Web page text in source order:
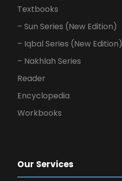
Textbooks
– Sun Series (New Edition)
– Iqbal Series (New Edition)
– Nakhlah Series
Reader
Encyclopedia
Workbooks
Our Services